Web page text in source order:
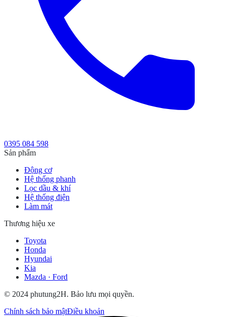
0395 084 598
Sản phẩm
Động cơ
Hệ thống phanh
Lọc dầu & khí
Hệ thống điện
Làm mát
Thương hiệu xe
Toyota
Honda
Hyundai
Kia
Mazda · Ford
© 2024 phutung2H. Bảo lưu mọi quyền.
Chính sách bảo mậtĐiều khoản